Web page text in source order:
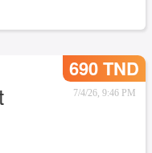
690 TND
7/4/26, 9:46 PM